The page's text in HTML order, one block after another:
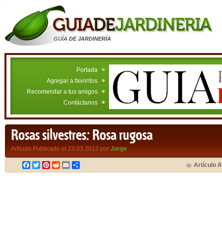
GUÍA DE JARDINERÍA
Portada
Agregar a favoritos
Recomendar a tus amigos
Contáctanos
Rosas silvestres: Rosa rugosa
Artículo Publicado el 23.03.2012 por Jorge
Facebook
TwitterPinterest
RedditEmail Artículo